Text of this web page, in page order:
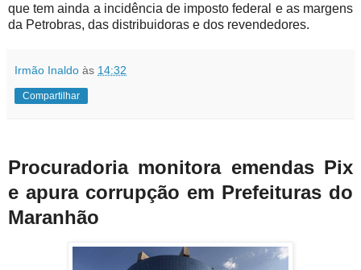
que tem ainda a incidência de imposto federal e as margens
da Petrobras, das distribuidoras e dos revendedores.
Irmão Inaldo às 14:32
Compartilhar
Procuradoria monitora emendas Pix
e apura corrupção em Prefeituras do
Maranhão